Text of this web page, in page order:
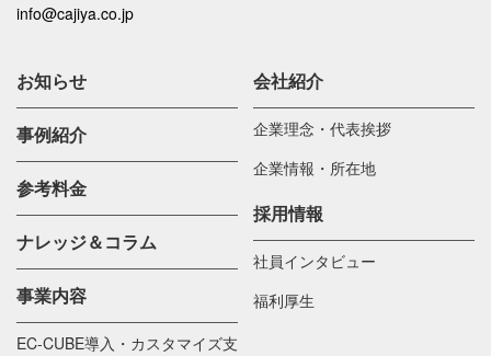
お知らせ
事例紹介
参考料金
ナレッジ＆コラム
事業内容
EC-CUBE導入・カスタマイズ支
会社紹介
企業理念・代表挨拶
企業情報・所在地
採用情報
社員インタビュー
福利厚生
info@cajiya.co.jp